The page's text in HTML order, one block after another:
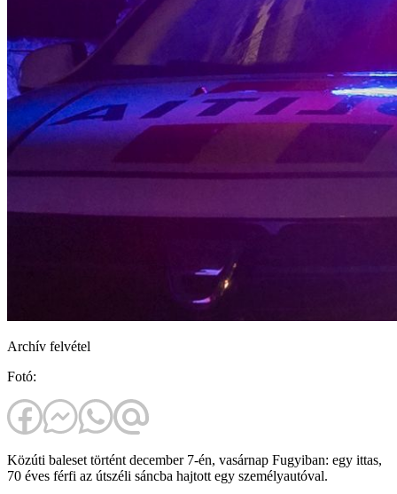
Archív felvétel
Fotó:
Közúti baleset történt december 7-én, vasárnap Fugyiban: egy ittas,
70 éves férfi az útszéli sáncba hajtott egy személyautóval.